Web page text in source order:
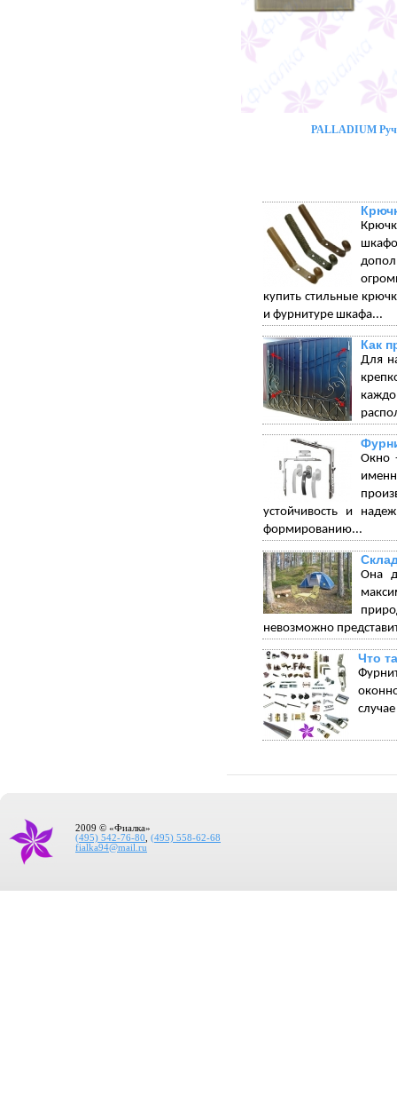
PALLADIUM
купить стильные
и фурнитуре шкафа...
Как
Для
Окно
устойчивость и
формированию...
Она
невозможно
Что
2009 © «Фиалка»
(495) 542-76-80
(495) 558-62-68
fialka94@mail.ru